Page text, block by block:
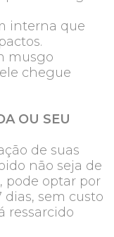
interna que
musgo
chegue
OU SEU
de suas
não seja de
pode optar por
sem custo
ressarcido